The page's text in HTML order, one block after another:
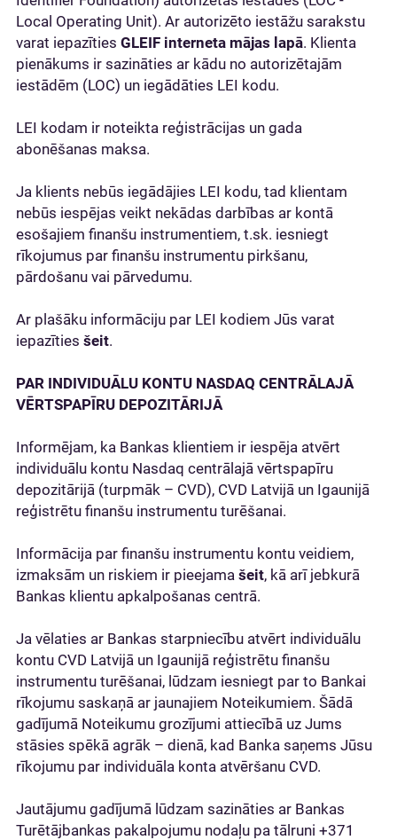
Local Operating Unit). Ar autorizēto iestāžu sarakstu
varat iepazīties GLEIF interneta mājas lapā. Klienta
pienākums ir sazināties ar kādu no autorizētajām
iestādēm (LOC) un iegādāties LEI kodu.
LEI kodam ir noteikta reģistrācijas un gada
abonēšanas maksa.
Ja klients nebūs iegādājies LEI kodu, tad klientam
nebūs iespējas veikt nekādas darbības ar kontā
esošajiem finanšu instrumentiem, t.sk. iesniegt
rīkojumus par finanšu instrumentu pirkšanu,
pārdošanu vai pārvedumu.
Ar plašāku informāciju par LEI kodiem Jūs varat
iepazīties šeit.
PAR INDIVIDUĀLU KONTU NASDAQ CENTRĀLAJĀ
VĒRTSPAPĪRU DEPOZITĀRIJĀ
Informējam, ka Bankas klientiem ir iespēja atvērt
individuālu kontu Nasdaq centrālajā vērtspapīru
depozitārijā (turpmāk – CVD), CVD Latvijā un Igaunijā
reģistrētu finanšu instrumentu turēšanai.
Informācija par finanšu instrumentu kontu veidiem,
izmaksām un riskiem ir pieejama šeit, kā arī jebkurā
Bankas klientu apkalpošanas centrā.
Ja vēlaties ar Bankas starpniecību atvērt individuālu
kontu CVD Latvijā un Igaunijā reģistrētu finanšu
instrumentu turēšanai, lūdzam iesniegt par to Bankai
rīkojumu saskaņā ar jaunajiem Noteikumiem. Šādā
gadījumā Noteikumu grozījumi attiecībā uz Jums
stāsies spēkā agrāk – dienā, kad Banka saņems Jūsu
rīkojumu par individuāla konta atvēršanu CVD.
Jautājumu gadījumā lūdzam sazināties ar Bankas
Turētājbankas pakalpojumu nodaļu pa tālruni +371